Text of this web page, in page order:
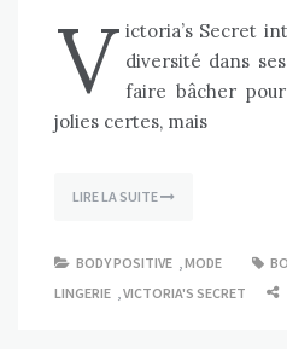
V ictoria’s Secret
diversité dans
faire bâcher
jolies certes, mais
LIRE LA SUITE
BODY POSITIVE MODE
LINGERIE
VICTORIA'S SECRET